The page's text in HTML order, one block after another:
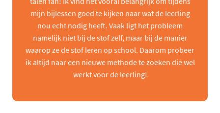
mijn bijlessen goed te kijken naar wat de leerling
nou echt nodig heeft. Vaak ligt het probleem
namelijk niet bij de stof zelf, maar bij de manier
waarop ze de stof leren op school. Daarom probeer
ik altijd naar een nieuwe methode te zoeken die wel
werkt voor de leerling!